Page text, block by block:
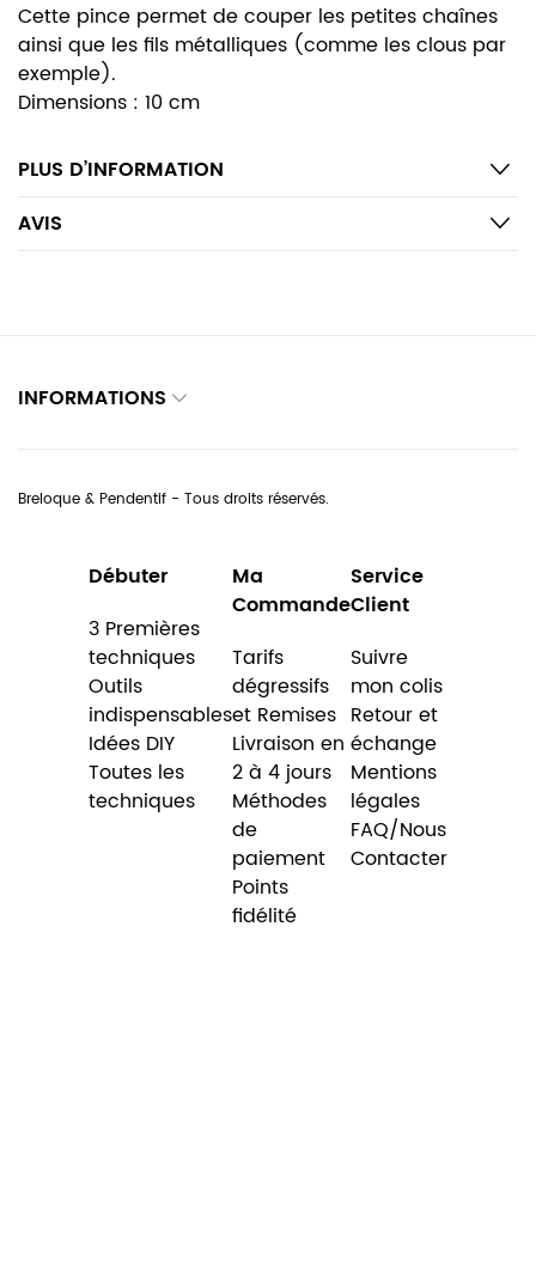
Cette pince permet de couper les petites chaînes
ainsi que les fils métalliques (comme les clous par
exemple).
Dimensions : 10 cm
PLUS D’INFORMATION
AVIS
INFORMATIONS
Breloque & Pendentif - Tous droits réservés.
Débuter
3 Premières
techniques
Outils
indispensables
Idées DIY
Toutes les
techniques
Ma
Commande
Tarifs
dégressifs
et Remises
Livraison en
2 à 4 jours
Méthodes
de
paiement
Points
fidélité
Service
Client
Suivre
mon colis
Retour et
échange
Mentions
légales
FAQ/Nous
Contacter